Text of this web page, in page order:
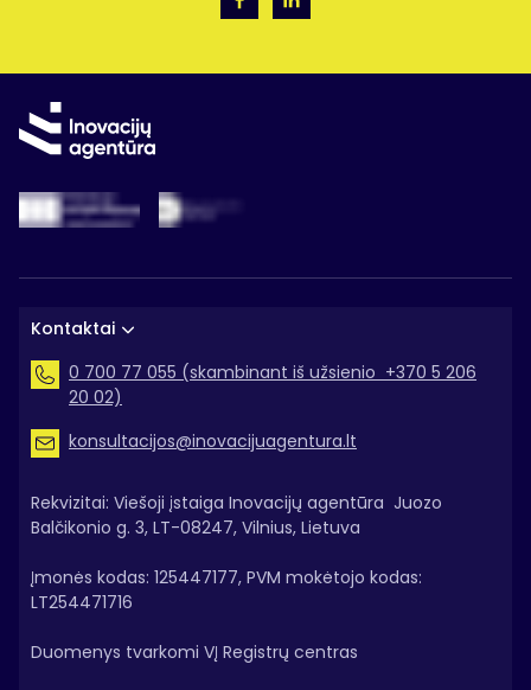
Kontaktai
0 700 77 055 (skambinant iš užsienio +370 5 206
20 02)
konsultacijos@inovacijuagentura.lt
Rekvizitai: Viešoji įstaiga Inovacijų agentūra Juozo
Balčikonio g. 3, LT-08247, Vilnius, Lietuva
Įmonės kodas: 125447177, PVM mokėtojo kodas:
LT254471716
Duomenys tvarkomi VĮ Registrų centras